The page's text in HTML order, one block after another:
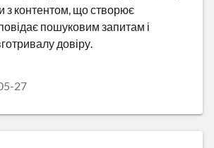
з контентом, що створює
пошуковим запитам і
довіру.
27